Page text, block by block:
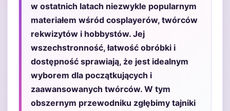
w ostatnich latach niezwykle popularnym
materiałem wśród cosplayerów, twórców
rekwizytów i hobbystów. Jej
wszechstronność, łatwość obróbki i
dostępność sprawiają, że jest idealnym
wyborem dla początkujących i
zaawansowanych twórców. W tym
obszernym przewodniku zgłębimy tajniki